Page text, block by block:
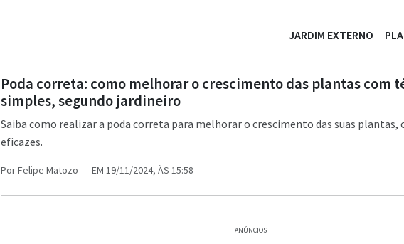
JARDIM EXTERNO
Poda correta: como melhorar o crescimento das plantas com
simples, segundo jardineiro
Saiba como realizar a poda correta para melhorar o crescimento das suas plantas,
eficazes.
PorFelipe Matozo EM 19/11/2024, ÀS 15:58
ANÚNCIOS